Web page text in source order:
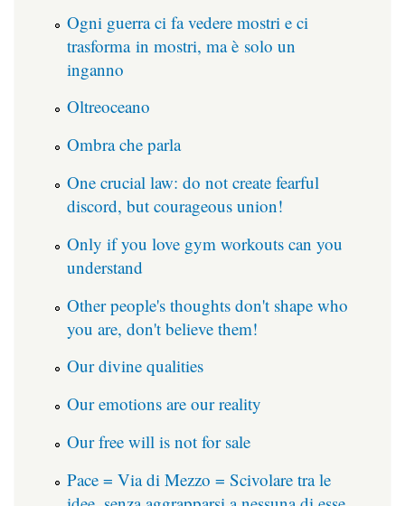
Ogni guerra ci fa vedere mostri e ci
trasforma in mostri, ma è solo un
inganno
Oltreoceano
Ombra che parla
One crucial law: do not create fearful
discord, but courageous union!
Only if you love gym workouts can you
understand
Other people's thoughts don't shape who
you are, don't believe them!
Our divine qualities
Our emotions are our reality
Our free will is not for sale
Pace = Via di Mezzo = Scivolare tra le